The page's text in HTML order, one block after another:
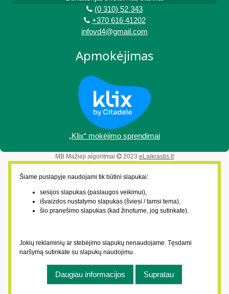
(0 310) 52 343
+370 616 41202
infovd4@gmail.com
Apmokėjimas
„Klix“ mokėjimo sprendimai
MB Mažieji algoritmai 2023 eLaikrastis.lt
Šiame puslapyje naudojami tik būtini slapukai:
sesijos slapukas (paslaugos veikimui),
išvaizdos nustatymo slapukas (šviesi / tamsi tema),
šio pranešimo slapukas (kad žinotume, jog sutinkate).
Jokių reklaminių ar stebėjimo slapukų nenaudojame. Tęsdami
naršymą sutinkate su slapukų naudojimu.
Daugiau informacijos Supratau